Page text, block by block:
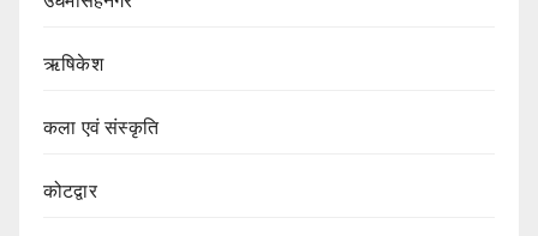
ऋषिकेश
कला एवं संस्कृति
कोटद्वार